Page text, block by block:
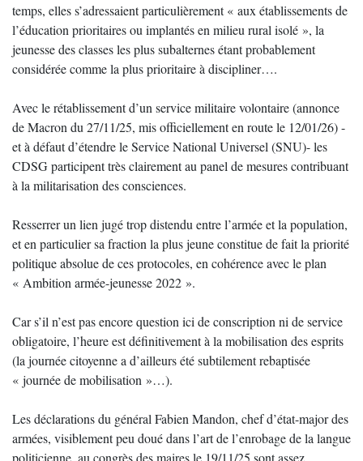
temps, elles s’adressaient particulièrement « aux établissements de
l’éducation prioritaires ou implantés en milieu rural isolé », la
jeunesse des classes les plus subalternes étant probablement
considérée comme la plus prioritaire à discipliner….
Avec le rétablissement d’un service militaire volontaire (annonce
de Macron du 27/11/25, mis officiellement en route le 12/01/26) -
et à défaut d’étendre le Service National Universel (SNU)- les
CDSG participent très clairement au panel de mesures contribuant
à la militarisation des consciences.
Resserrer un lien jugé trop distendu entre l’armée et la population,
et en particulier sa fraction la plus jeune constitue de fait la priorité
politique absolue de ces protocoles, en cohérence avec le plan
« Ambition armée-jeunesse 2022 ».
Car s’il n’est pas encore question ici de conscription ni de service
obligatoire, l’heure est définitivement à la mobilisation des esprits
(la journée citoyenne a d’ailleurs été subtilement rebaptisée
« journée de mobilisation »…).
Les déclarations du général Fabien Mandon, chef d’état-major des
armées, visiblement peu doué dans l’art de l’enrobage de la langue
politicienne, au congrès des maires le 19/11/25 sont assez